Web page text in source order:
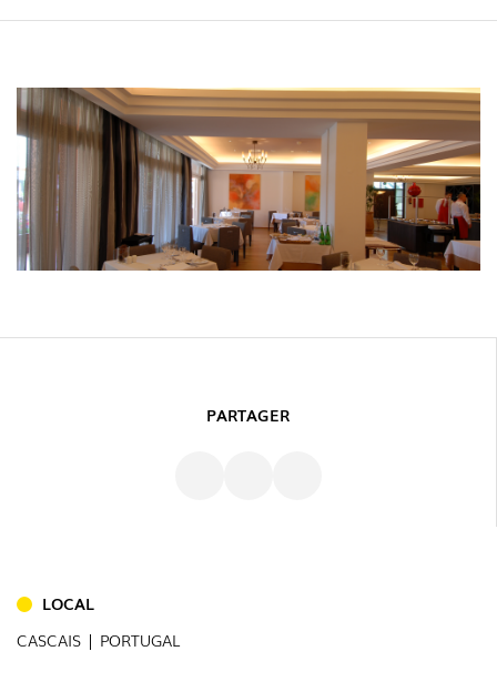
EXTÉRIEUR
PARTAGER
LOCAL
CASCAIS | PORTUGAL